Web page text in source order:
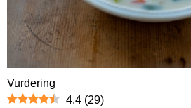
Vurdering
4.4 (29)